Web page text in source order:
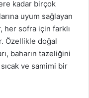
kadar birçok
uyum sağlayan
sofra için farklı
Özellikle doğal
baharın tazeliğini
sıcak ve samimi bir